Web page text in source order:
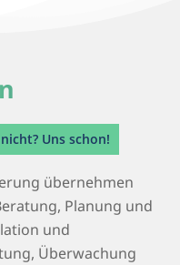
Uns schon!
übernehmen
Planung und
und
Überwachung